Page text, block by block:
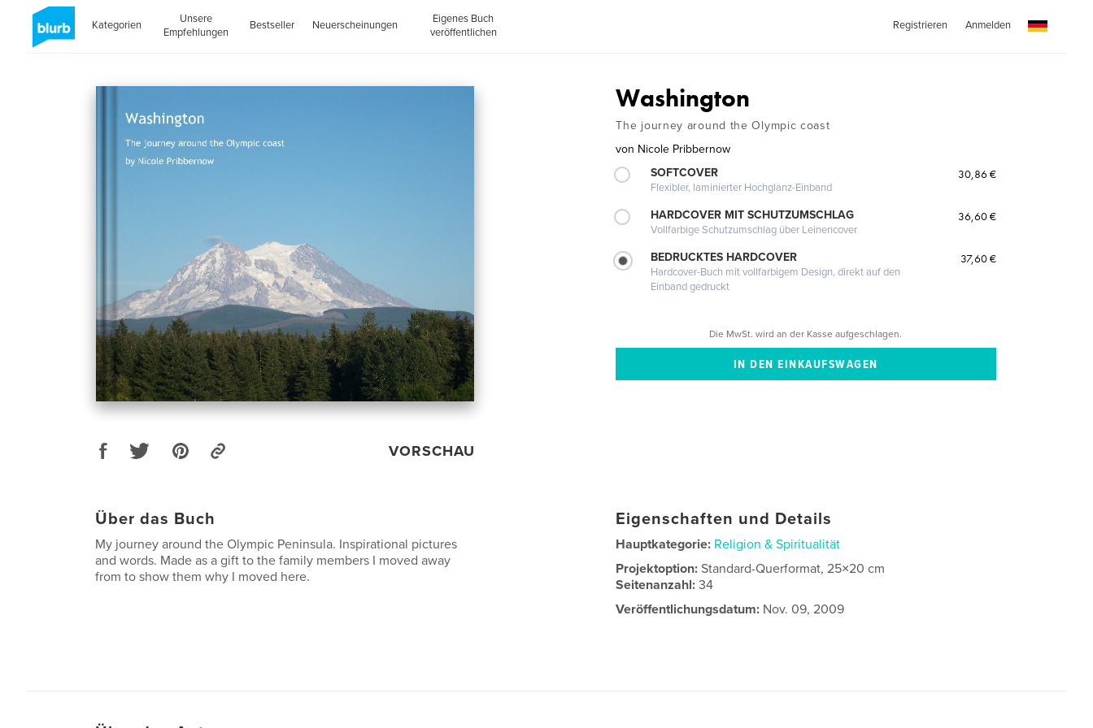
Kategorien
Unsere
Empfehlungen
Bestseller Neuerscheinungen
Eigenes Buch
veröffentlichen
Registrieren Anmelden
VORSCHAU
Washington
The journey around the Olympic coast
von Nicole Pribbernow
SOFTCOVER
Flexibler, laminierter Hochglanz-Einband
30,86 €
HARDCOVER MIT SCHUTZUMSCHLAG
Vollfarbige Schutzumschlag über Leinencover
36,60 €
BEDRUCKTES HARDCOVER
Hardcover-Buch mit vollfarbigem Design, direkt auf den
Einband gedruckt
37,60 €
Die MwSt. wird an der Kasse aufgeschlagen.
Über das Buch
My journey around the Olympic Peninsula. Inspirational pictures
and words. Made as a gift to the family members I moved away
from to show them why I moved here.
Eigenschaften und Details
Hauptkategorie: Religion & Spiritualität
Projektoption:Standard-Querformat, 25×20 cm
Seitenanzahl:34
Veröffentlichungsdatum: Nov. 09, 2009